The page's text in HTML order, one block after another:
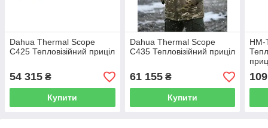
Dahua Thermal Scope
C425 Тепловізійний приціл
54 315 ₴
Купити
Dahua Thermal Scope
C435 Тепловізійний приціл
61 155₴
Купити
HM-